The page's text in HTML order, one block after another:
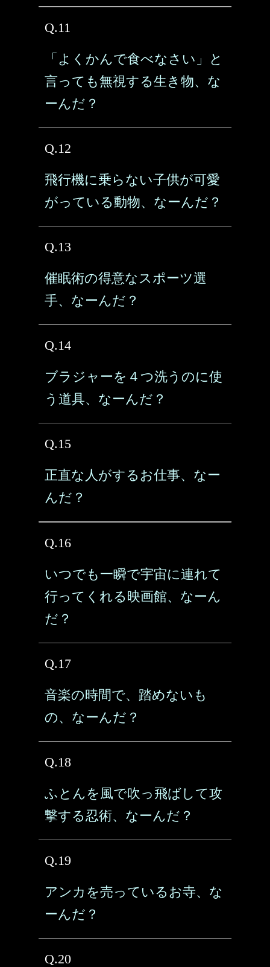
Q.11
「よくかんで食べなさい」と
言っても無視する生き物、な
ーんだ？
Q.12
飛行機に乗らない子供が可愛
がっている動物、なーんだ？
Q.13
催眠術の得意なスポーツ選
手、なーんだ？
Q.14
ブラジャーを４つ洗うのに使
う道具、なーんだ？
Q.15
正直な人がするお仕事、なー
んだ？
Q.16
いつでも一瞬で宇宙に連れて
行ってくれる映画館、なーん
だ？
Q.17
音楽の時間で、踏めないも
の、なーんだ？
Q.18
ふとんを風で吹っ飛ばして攻
撃する忍術、なーんだ？
Q.19
アンカを売っているお寺、な
ーんだ？
Q.20